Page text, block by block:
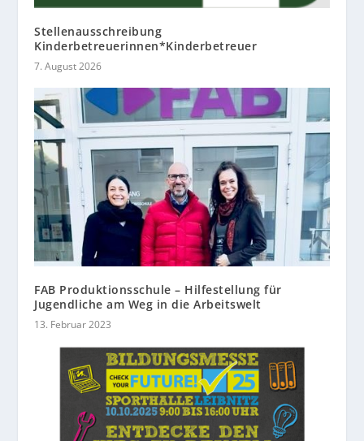
Stellenausschreibung
Kinderbetreuerinnen*Kinderbetreuer
7. August 2026
FAB Produktionsschule – Hilfestellung für
Jugendliche am Weg in die Arbeitswelt
13. Februar 2023